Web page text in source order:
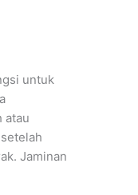
untuk
atau
Jaminan